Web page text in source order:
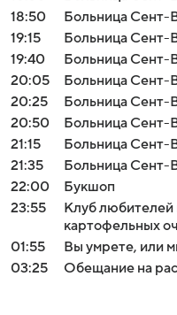
18:50
Больница Сент-
19:15
Больница Сент-
19:40
Больница Сент-
20:05
Больница Сент-
20:25
Больница Сент-
20:50
Больница Сент-
21:15
Больница Сент-
21:35
Больница Сент-
22:00
Букшоп
23:55
Клуб любителей
картофельных
01:55
Вы умрете, или
03:25
Обещание на